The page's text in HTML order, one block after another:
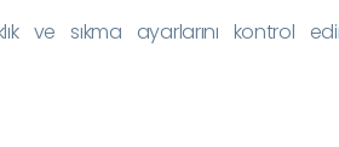
ve sıkma ayarlarını kontrol